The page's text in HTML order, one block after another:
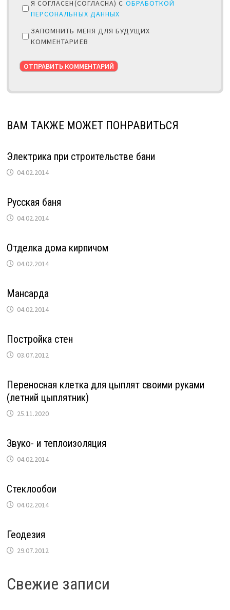
Я СОГЛАСЕН(СОГЛАСНА) С ОБРАБОТКОЙ
ПЕРСОНАЛЬНЫХ ДАННЫХ
ЗАПОМНИТЬ МЕНЯ ДЛЯ БУДУЩИХ
КОММЕНТАРИЕВ
ВАМ ТАКЖЕ МОЖЕТ ПОНРАВИТЬСЯ
Электрика при строительстве бани
04.02.2014
Русская баня
04.02.2014
Отделка дома кирпичом
04.02.2014
Мансарда
04.02.2014
Постройка стен
03.07.2012
Переносная клетка для цыплят своими руками
(летний цыплятник)
25.11.2020
Звуко- и теплоизоляция
04.02.2014
Стеклообои
04.02.2014
Геодезия
29.07.2012
Свежие записи